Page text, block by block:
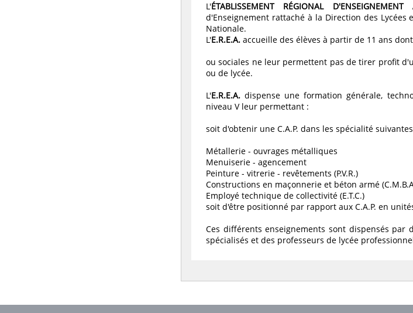
L'ÉTABLISSEMENT RÉGIONAL D'ENSEIGNEMENT
d'Enseignement rattaché à la Direction des
Nationale.
L'E.R.E.A. accueille des élèves à partir de 11 ans
ou sociales ne leur permettent pas de tirer profit
ou de lycée.
L'E.R.E.A. dispense une formation générale,
niveau V leur permettant :
soit d'obtenir une C.A.P. dans les spécialité
Métallerie - ouvrages métalliques
Menuiserie - agencement
Peinture - vitrerie - revêtements (P.V.R.)
Constructions en maçonnerie et béton armé
Employé technique de collectivité (E.T.C.)
soit d'être positionné par rapport aux C.A.P. en
Ces différents enseignements sont dispensés par
spécialisés et des professeurs de lycée